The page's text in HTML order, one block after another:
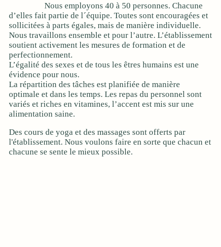
Nous employons 40 à 50 personnes. Chacune
d’elles fait partie de l´équipe. Toutes sont encouragées et
sollicitées à parts égales, mais de manière individuelle.
Nous travaillons ensemble et pour l’autre. L’établissement
soutient activement les mesures de formation et de
perfectionnement.
L’égalité des sexes et de tous les êtres humains est une
évidence pour nous.
La répartition des tâches est planifiée de manière
optimale et dans les temps. Les repas du personnel sont
variés et riches en vitamines, l’accent est mis sur une
alimentation saine.
Des cours de yoga et des massages sont offerts par
l'établissement. Nous voulons faire en sorte que chacun et
chacune se sente le mieux possible.